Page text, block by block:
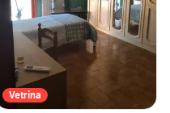
Vetrina